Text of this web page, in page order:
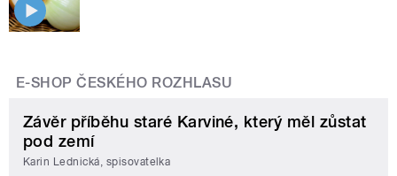
E-SHOP ČESKÉHO ROZHLASU
Závěr příběhu staré Karviné, který měl zůstat
pod zemí
Karin Lednická, spisovatelka